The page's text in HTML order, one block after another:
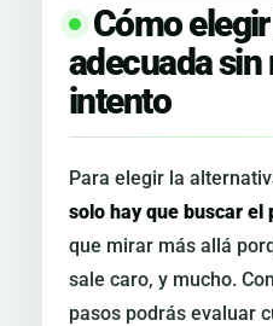
Cómo
adecuada sin
intento
Para elegir la
solo hay que buscar el
que mirar más allá
sale caro, y mucho.
pasos podrás evaluar